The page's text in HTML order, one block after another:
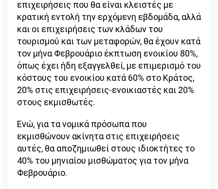
επιχειρήσεις που θα είναι κλειστές με
κρατική εντολή την ερχόμενη εβδομάδα, αλλά
και οι επιχειρήσεις των κλάδων του
τουρισμού και των μεταφορών, θα έχουν κατά
τον μήνα Φεβρουάριο έκπτωση ενοικίου 80%,
όπως έχει ήδη εξαγγελθεί, με επιμερισμό του
κόστους του ενοικίου κατά 60% στο Κράτος,
20% στις επιχειρήσεις-ενοικιαστές και 20%
στους εκμισθωτές.
Ενώ, για τα νομικά πρόσωπα που
εκμισθώνουν ακίνητα στις επιχειρήσεις
αυτές, θα αποζημιωθεί στους ιδιοκτήτες το
40% του μηνιαίου μισθώματος για τον μήνα
Φεβρουάριο.